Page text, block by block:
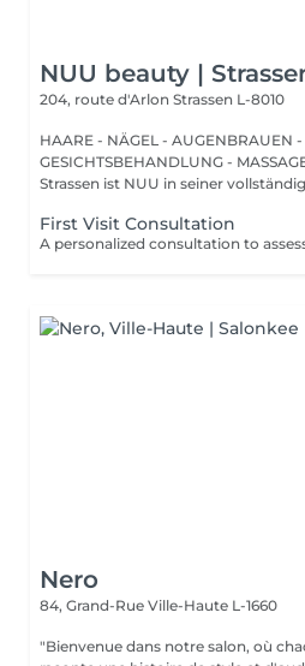
NUU beauty |
204, route d'Arlon Strassen L-8010
HAARE - NÄGEL - AUGENBRAUEN
GESICHTSBEHANDLUNG -
Strassen ist NUU in seiner
First Visit Consultation
Nero
84, Grand-Rue Ville-Haute L-1660
"Bienvenue dans notre salon, où